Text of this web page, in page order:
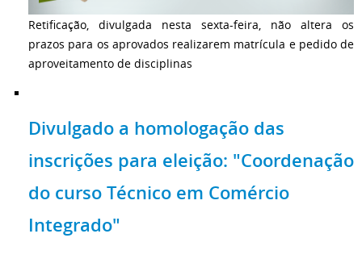
Retificação, divulgada nesta sexta-feira, não altera os
prazos para os aprovados realizarem matrícula e pedido de
aproveitamento de disciplinas
Divulgado a homologação das
inscrições para eleição: "Coordenação
do curso Técnico em Comércio
Integrado"